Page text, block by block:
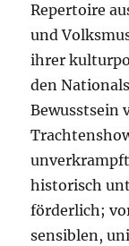
Repertoire
und
ihrer
den
Bewusstsein
historisch
förderlich;
sensiblen,